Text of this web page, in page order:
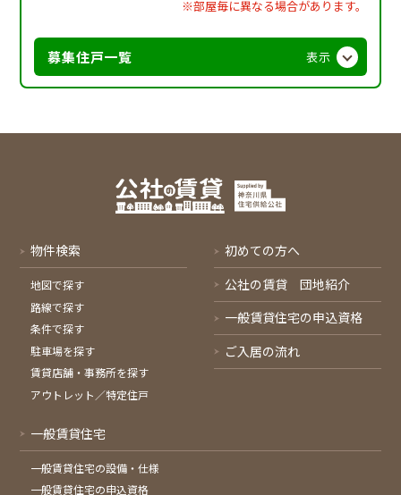
※部屋毎に異なる場合があります。
募集住戸一覧 表示
物件検索
地図で探す
路線で探す
条件で探す
駐車場を探す
賃貸店舗・事務所を探す
アウトレット／特定住戸
初めての方へ
公社の賃貸 団地紹介
一般賃貸住宅の申込資格
ご入居の流れ
一般賃貸住宅
一般賃貸住宅の設備・仕様
一般賃貸住宅の申込資格